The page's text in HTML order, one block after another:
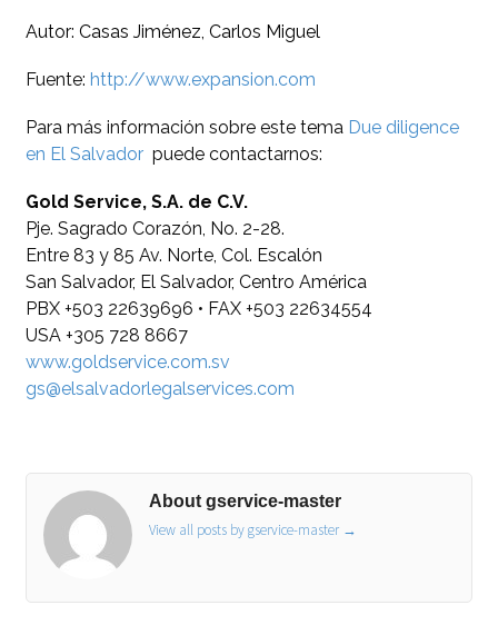
Autor: Casas Jiménez, Carlos Miguel
Fuente: http://www.expansion.com
Para más información sobre este tema Due diligence
en El Salvadorpuede contactarnos:
Gold Service, S.A. de C.V.
Pje. Sagrado Corazón, No. 2-28.
Entre 83 y 85 Av. Norte, Col. Escalón
San Salvador, El Salvador, Centro América
PBX +503 22639696 • FAX +503 22634554
USA +305 728 8667
www.goldservice.com.sv
gs@elsalvadorlegalservices.com
About gservice-master
View all posts by gservice-master →